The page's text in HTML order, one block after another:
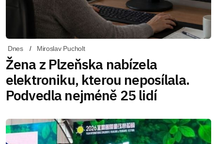
Dnes Miroslav Pucholt
Žena z Plzeňska nabízela
elektroniku, kterou neposílala.
Podvedla nejméně 25 lidí